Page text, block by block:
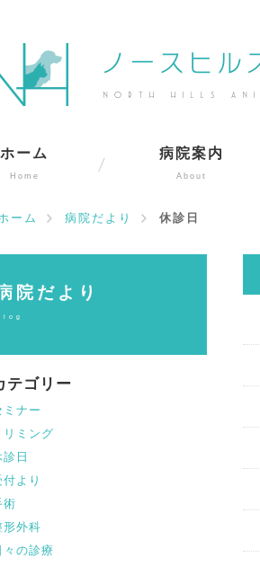
ホーム
Home
病院案内
About
ーム 病院だより 休診日
院だより
テゴリー
ミナー
リミング
診日
付より
術
形外科
々の診療